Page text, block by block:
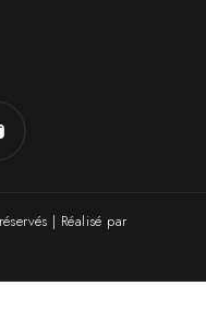
| Réalisé par